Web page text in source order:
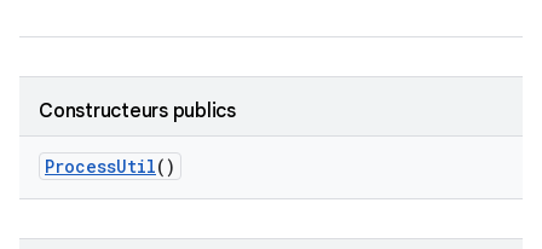
Constructeurs publics
ProcessUtil()